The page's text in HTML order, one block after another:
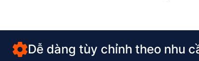
Dễ dàng tùy chỉnh theo nhu